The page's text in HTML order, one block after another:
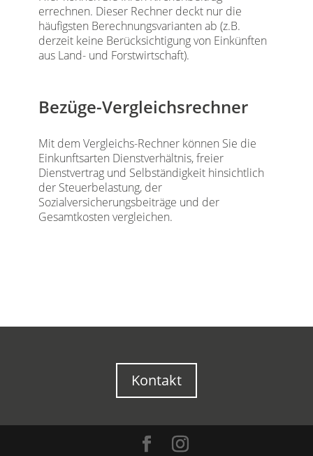
errechnen. Dieser Rechner deckt nur die
häufigsten Berechnungsvarianten ab (z.B.
derzeit keine Berücksichtigung von Einkünften
aus Land- und Forstwirtschaft).
Bezüge-Vergleichsrechner
Mit dem Vergleichs-Rechner können Sie die
Einkunftsarten Dienstverhältnis, freier
Dienstvertrag und Selbständigkeit hinsichtlich
der Steuerbelastung, der
Sozialversicherungsbeiträge und der
Gesamtkosten vergleichen.
Kontakt